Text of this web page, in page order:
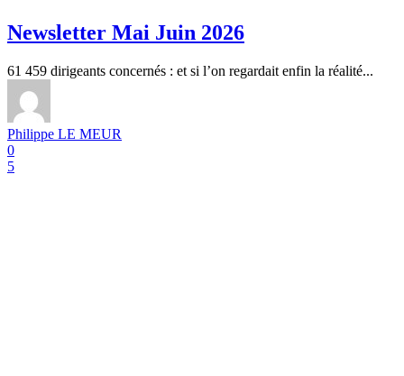
Newsletter Mai Juin 2026
61 459 dirigeants concernés : et si l’on regardait enfin la réalité...
Philippe LE MEUR
0
5